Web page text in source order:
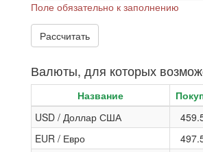
Поле обязательно к заполнению
Валюты, для которых
Название
USD / Доллар США
EUR / Евро